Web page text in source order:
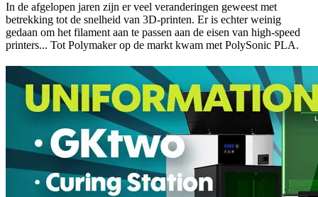
In de afgelopen jaren zijn er veel veranderingen geweest met
betrekking tot de snelheid van 3D-printen. Er is echter weinig
gedaan om het filament aan te passen aan de eisen van high-speed
printers... Tot Polymaker op de markt kwam met PolySonic PLA.